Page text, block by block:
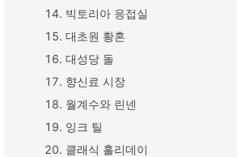
빅토리아 응접실
대초원 황혼
대성당 돌
향신료 시장
월계수와 린넨
잉크 틸
클래식 홀리데이